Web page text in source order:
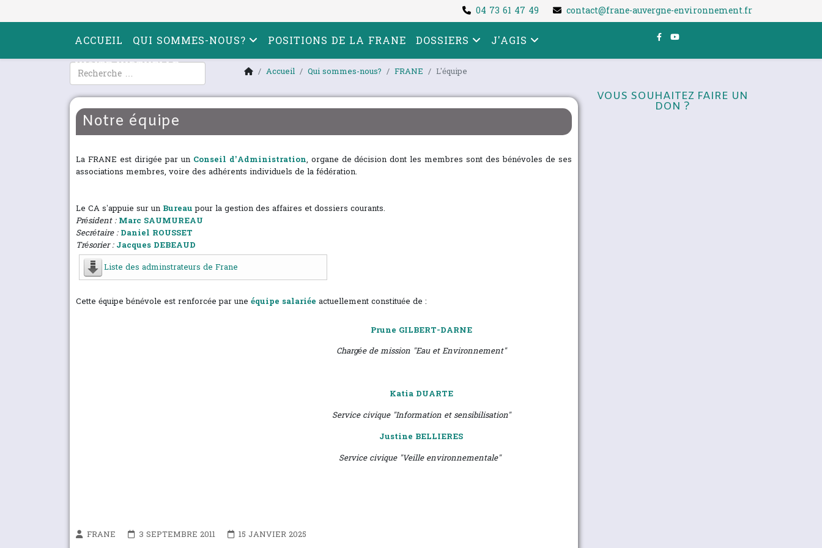
04 73 61 47 49 contact@frane-auvergne-environnement.fr
ACCUEIL QUI SOMMES-NOUS? POSITIONS DE LA FRANE DOSSIERS
J'AGIS
VISITE VIRTUELLE
Rechercher Accueil Qui sommes-nous? FRANE L'équipe
Notre équipe
La FRANE est dirigée par un Conseil d’Administration, organe de décision dont les membres sont des bénévoles de ses
associations membres, voire des adhérents individuels de la fédération.
Le CA s’appuie sur un Bureaupour la gestion des affaires et dossiers courants.
Président : Marc SAUMUREAU
Secrétaire : Daniel ROUSSET
Trésorier : Jacques DEBEAUD
Liste des adminstrateurs de Frane
Cette équipe bénévole est renforcée par une équipe salariée actuellement constituée de :
Prune GILBERT-DARNE
Chargée de mission "Eau et Environnement"
Katia DUARTE
Service civique "Information et sensibilisation"
Justine BELLIERES
Service civique "Veille environnementale"
FRANE 3 SEPTEMBRE 2011
15 JANVIER 2025
VOUS SOUHAITEZ FAIRE UN
DON ?